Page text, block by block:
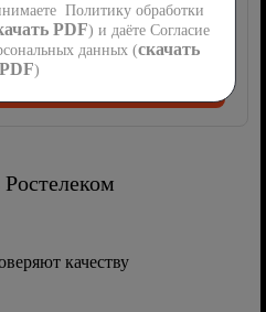
качеству
Политику обработки
PDF) и даёте Согласие
данных (скачать
PDF)